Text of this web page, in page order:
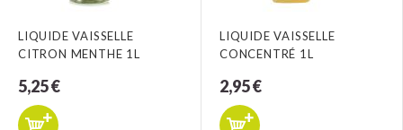
LIQUIDE VAISSELLE
CITRON MENTHE 1L
5,25 €
LIQUIDE VAISSELLE
CONCENTRÉ 1L
2,95 €